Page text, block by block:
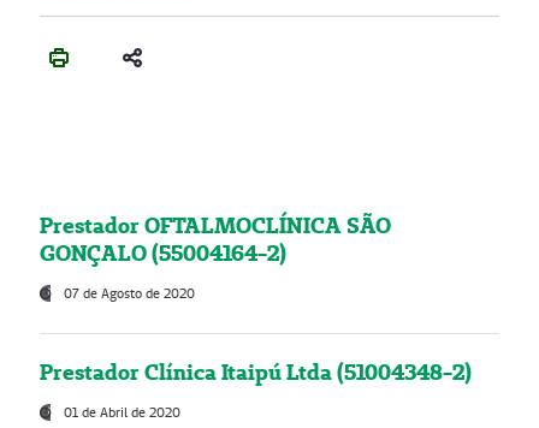
Prestador OFTALMOCLÍNICA SÃO
GONÇALO (55004164-2)
07 de Agosto de 2020
Prestador Clínica Itaipú Ltda (51004348-2)
01 de Abril de 2020